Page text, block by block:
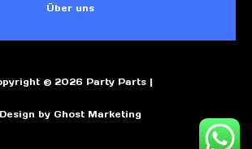
Über uns
© 2026 Party Parts |
Design by Ghost Marketing